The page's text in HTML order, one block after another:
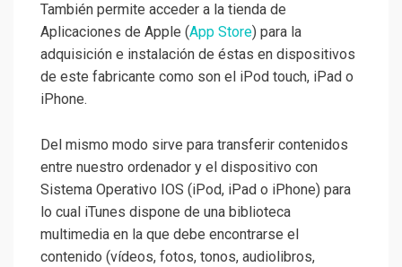
También permite acceder a la tienda de
Aplicaciones de Apple (App Store) para la
adquisición e instalación de éstas en dispositivos
de este fabricante como son el iPod touch, iPad o
iPhone.
Del mismo modo sirve para transferir contenidos
entre nuestro ordenador y el dispositivo con
Sistema Operativo IOS (iPod, iPad o iPhone) para
lo cual iTunes dispone de una biblioteca
multimedia en la que debe encontrarse el
contenido (vídeos, fotos, tonos, audiolibros,